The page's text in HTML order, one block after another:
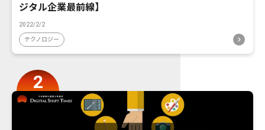
ジタル企業最前線】
2022/2/2
テクノロジー